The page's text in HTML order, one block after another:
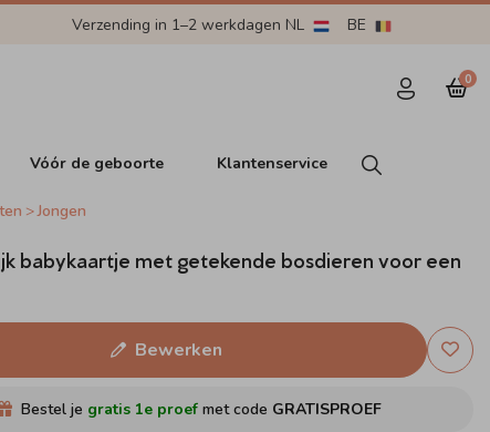
Verzending in 1–2 werkdagen NL BE
0
Vóór de geboorte Klantenservice
Jongen
babykaartje met getekende bosdieren voor een
Bewerken
Bestel je gratis 1e proef met code GRATISPROEF